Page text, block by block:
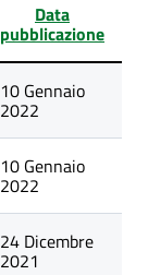
Data
pubblicazione
10 Gennaio
2022
10 Gennaio
2022
24 Dicembre
2021